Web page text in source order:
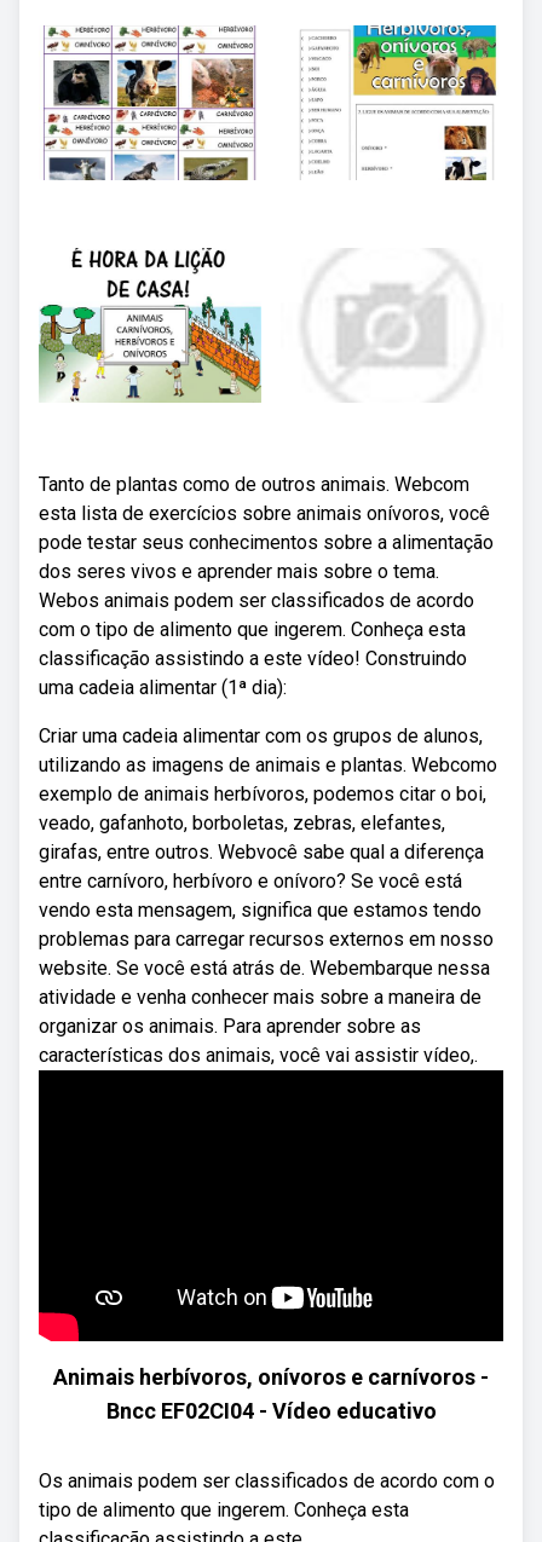
Tanto de plantas como de outros animais. Webcom
esta lista de exercícios sobre animais onívoros, você
pode testar seus conhecimentos sobre a alimentação
dos seres vivos e aprender mais sobre o tema.
Webos animais podem ser classificados de acordo
com o tipo de alimento que ingerem. Conheça esta
classificação assistindo a este vídeo! Construindo
uma cadeia alimentar (1ª dia):
Criar uma cadeia alimentar com os grupos de alunos,
utilizando as imagens de animais e plantas. Webcomo
exemplo de animais herbívoros, podemos citar o boi,
veado, gafanhoto, borboletas, zebras, elefantes,
girafas, entre outros. Webvocê sabe qual a diferença
entre carnívoro, herbívoro e onívoro? Se você está
vendo esta mensagem, significa que estamos tendo
problemas para carregar recursos externos em nosso
website. Se você está atrás de. Webembarque nessa
atividade e venha conhecer mais sobre a maneira de
organizar os animais. Para aprender sobre as
características dos animais, você vai assistir vídeo,.
Animais herbívoros, onívoros e carnívoros -
Bncc EF02CI04 - Vídeo educativo
Os animais podem ser classificados de acordo com o
tipo de alimento que ingerem. Conheça esta